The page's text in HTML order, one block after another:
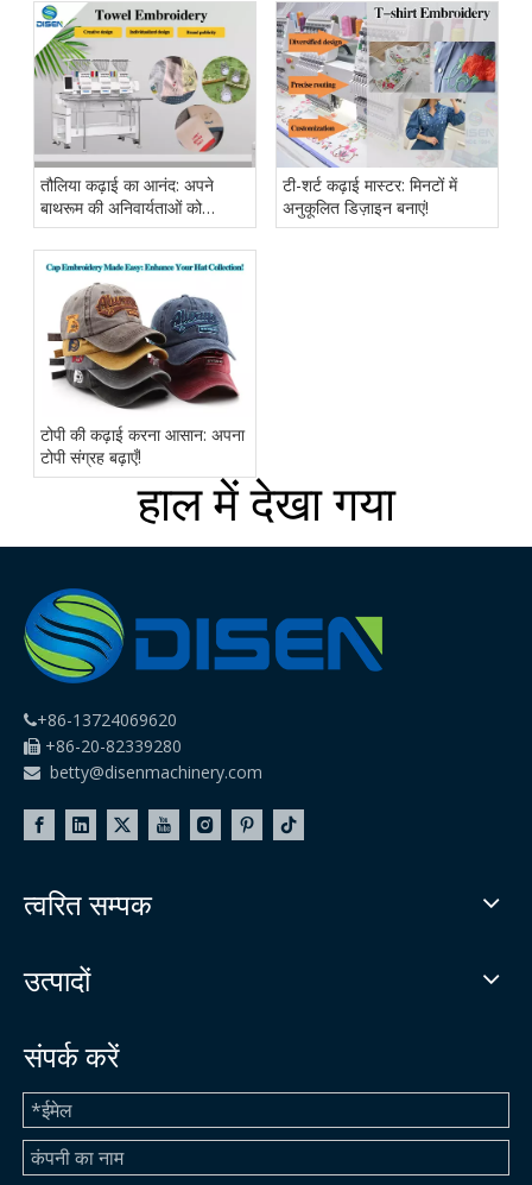
तौलिया कढ़ाई का आनंद: अपने
बाथरूम की अनिवार्यताओं को
वैयक्तिकृत करें!
टी-शर्ट कढ़ाई मास्टर: मिनटों में
अनुकूलित डिज़ाइन बनाएं!
टोपी की कढ़ाई करना आसान: अपना
टोपी संग्रह बढ़ाएँ!
हाल में देखा गया
+86-13724069620
 +86-20-82339280
 betty@disenmachinery.com
त्वरित सम्पक
उत्पादों
संपर्क करें